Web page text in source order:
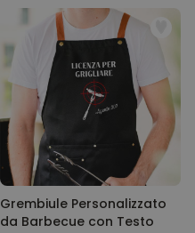
Grembiule Personalizzato
da Barbecue con Testo